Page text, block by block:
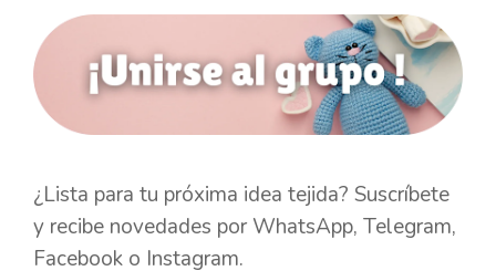
¿Lista para tu próxima idea tejida? Suscríbete
y recibe novedades por WhatsApp, Telegram,
Facebook o Instagram.